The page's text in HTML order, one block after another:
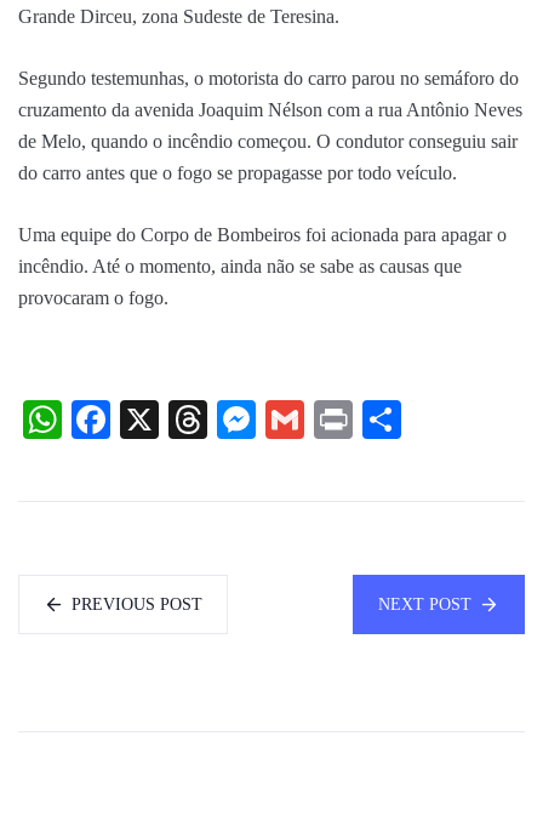
Grande Dirceu, zona Sudeste de Teresina.
Segundo testemunhas, o motorista do carro parou no semáforo do
cruzamento da avenida Joaquim Nélson com a rua Antônio Neves
de Melo, quando o incêndio começou. O condutor conseguiu sair
do carro antes que o fogo se propagasse por todo veículo.
Uma equipe do Corpo de Bombeiros foi acionada para apagar o
incêndio. Até o momento, ainda não se sabe as causas que
provocaram o fogo.
WhatsApp
Facebook
X Threads
Messenger
Gmail
Print
PREVIOUS POST NEXT POST